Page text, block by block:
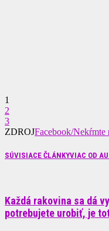
1
2
3
ZDROJFacebook/Nekŕmte
SÚVISIACE ČLÁNKYVIAC OD
Každá rakovina sa dá
potrebujete urobiť, je